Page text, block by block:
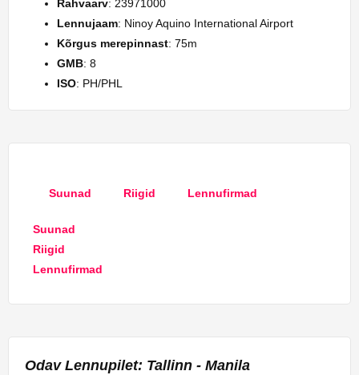
Rahvaarv: 23971000
Lennujaam: Ninoy Aquino International Airport
Kõrgus merepinnast: 75m
GMB: 8
ISO: PH/PHL
Suunad Riigid Lennufirmad
Suunad
Riigid
Lennufirmad
Odav Lennupilet: Tallinn - Manila